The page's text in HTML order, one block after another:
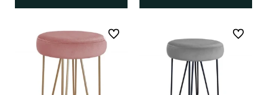
Do ulubionych Do